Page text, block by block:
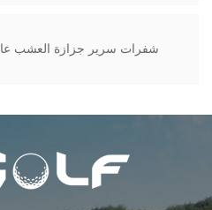
شفرات سرير جزازة العشب